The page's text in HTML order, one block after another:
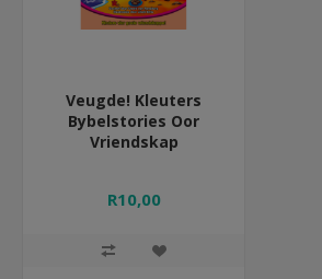
Veugde! Kleuters
Bybelstories Oor
Vriendskap
R10,00